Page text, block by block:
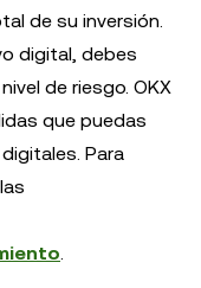
de su inversión.
digital, debes
de riesgo. OKX
que puedas
Para
.